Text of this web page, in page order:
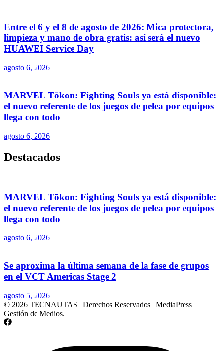
Entre el 6 y el 8 de agosto de 2026: Mica protectora,
limpieza y mano de obra gratis: así será el nuevo
HUAWEI Service Day
agosto 6, 2026
MARVEL Tōkon: Fighting Souls ya está disponible:
el nuevo referente de los juegos de pelea por equipos
llega con todo
agosto 6, 2026
Destacados
MARVEL Tōkon: Fighting Souls ya está disponible:
el nuevo referente de los juegos de pelea por equipos
llega con todo
agosto 6, 2026
Se aproxima la última semana de la fase de grupos
en el VCT Americas Stage 2
agosto 5, 2026
© 2026 TECNAUTAS | Derechos Reservados | MediaPress
Gestión de Medios.